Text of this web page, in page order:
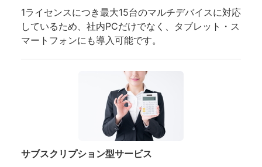
1ライセンスにつき最大15台のマルチデバイスに対応
しているため、社内PCだけでなく、タブレット・ス
マートフォンにも導入可能です。
サブスクリプション型サービス